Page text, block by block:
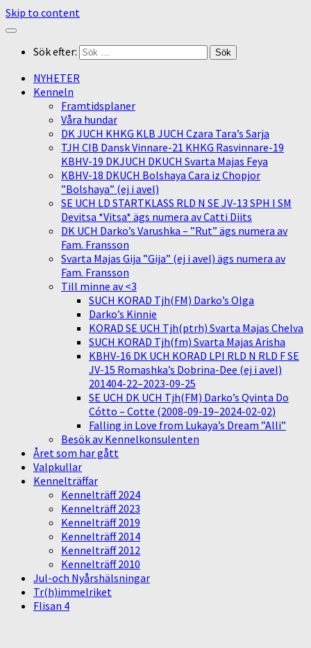
Skip to content
Sök efter:
NYHETER
Kenneln
Framtidsplaner
Våra hundar
DK JUCH KHKG KLB JUCH Czara Tara’s Sarja
TJH CIB Dansk Vinnare-21 KHKG Rasvinnare-19
KBHV-19 DKJUCH DKUCH Svarta Majas Feya
KBHV-18 DKUCH Bolshaya Cara iz Chopjor
”Bolshaya” (ej i avel)
SE UCH LD STARTKLASS RLD N SE JV-13 SPH I SM
Devitsa *Vitsa* ägs numera av Catti Diits
DK UCH Darko’s Varushka – ”Rut” ägs numera av
Fam. Fransson
Svarta Majas Gija ”Gija” (ej i avel) ägs numera av
Fam. Fransson
Till minne av <3
SUCH KORAD Tjh(FM) Darko’s Olga
Darko’s Kinnie
KORAD SE UCH Tjh(ptrh) Svarta Majas Chelva
SUCH KORAD Tjh(fm) Svarta Majas Arisha
KBHV-16 DK UCH KORAD LPI RLD N RLD F SE
JV-15 Romashka’s Dobrina-Dee (ej i avel)
201404-22–2023-09-25
SE UCH DK UCH Tjh(FM) Darko’s Qvinta Do
Cótto – Cotte (2008-09-19–2024-02-02)
Falling in Love from Lukaya’s Dream ”Alli”
Besök av Kennelkonsulenten
Året som har gått
Valpkullar
Kennelträffar
Kennelträff 2024
Kennelträff 2023
Kennelträff 2019
Kennelträff 2014
Kennelträff 2012
Kennelträff 2010
Jul-och Nyårshälsningar
Tr(h)immelriket
Flisan 4